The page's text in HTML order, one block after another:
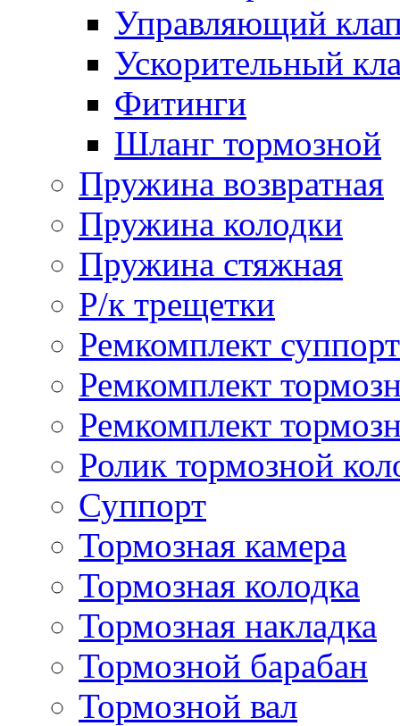
Управляющий
Ускорительный
Фитинги
Шланг тормозной
Пружина возвратная
Пружина колодки
Пружина стяжная
Р/к трещетки
Ремкомплект
Ремкомплект
Ремкомплект
Ролик тормозной
Суппорт
Тормозная камера
Тормозная колодка
Тормозная накладка
Тормозной барабан
Тормозной вал